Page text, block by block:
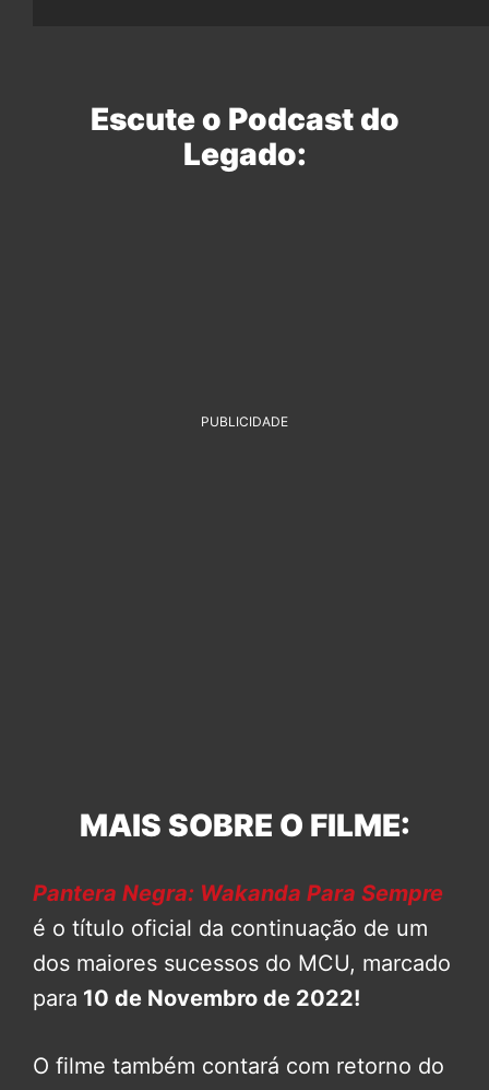
Escute o Podcast do
Legado:
PUBLICIDADE
MAIS SOBRE O FILME:
Pantera Negra: Wakanda Para Sempre
é o título oficial da continuação de um
dos maiores sucessos do MCU, marcado
para 10 de Novembro de 2022!
O filme também contará com retorno do